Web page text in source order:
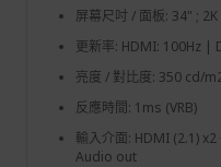
屏幕尺吋 / 面板: 34" ; 2K
更新率: HDMI: 100Hz |
亮度 / 對比度: 350 cd/
反應時間: 1ms (VRB)
輸入介面: HDMI (2.1)
Audio out